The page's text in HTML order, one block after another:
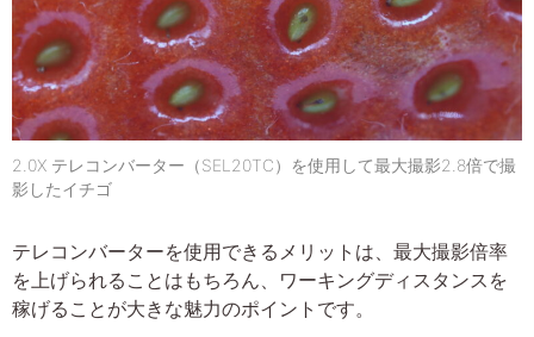
2.0X テレコンバーター（SEL20TC）を使用して最大撮影2.8倍で撮
影したイチゴ
テレコンバーターを使用できるメリットは、最大撮影倍率
を上げられることはもちろん、ワーキングディスタンスを
稼げることが大きな魅力のポイントです。